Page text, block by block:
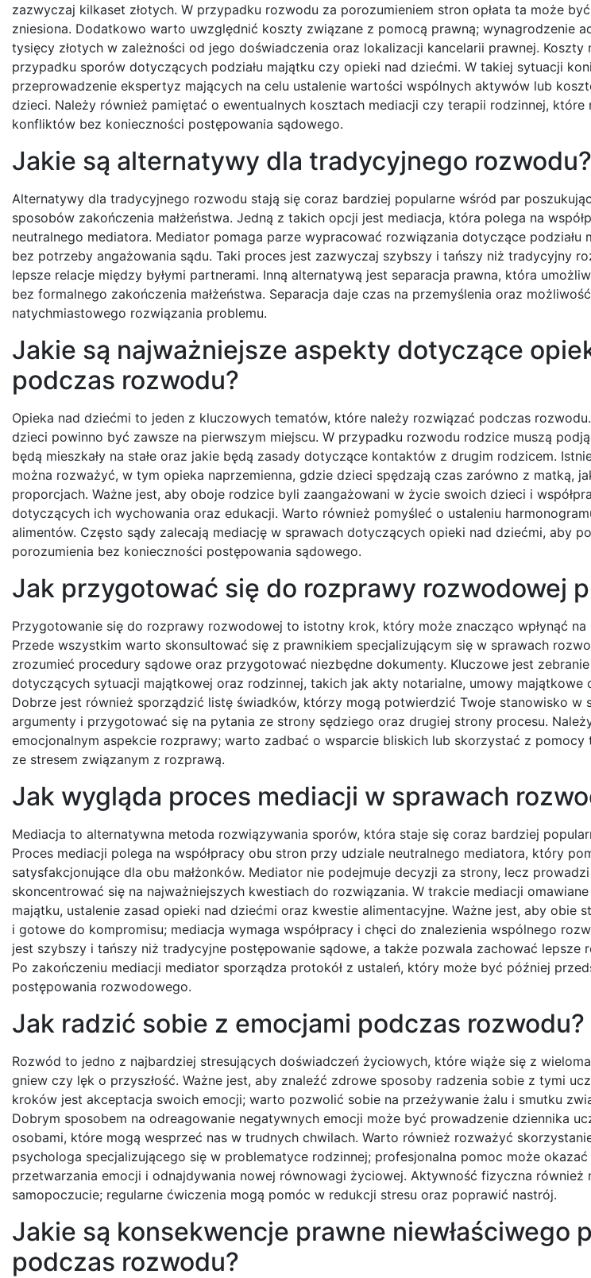
zazwyczaj kilkaset złotych. W przypadku rozwodu za porozumieniem stron opłata ta może
zniesiona. Dodatkowo warto uwzględnić koszty związane z pomocą prawną; wynagrodzenie
tysięcy złotych w zależności od jego doświadczenia oraz lokalizacji kancelarii prawnej.
przypadku sporów dotyczących podziału majątku czy opieki nad dziećmi. W takiej sytuacji
przeprowadzenie ekspertyz mających na celu ustalenie wartości wspólnych aktywów lub
dzieci. Należy również pamiętać o ewentualnych kosztach mediacji czy terapii rodzinnej,
konfliktów bez konieczności postępowania sądowego.
Jakie są alternatywy dla tradycyjnego rozwodu?
Alternatywy dla tradycyjnego rozwodu stają się coraz bardziej popularne wśród par
sposobów zakończenia małżeństwa. Jedną z takich opcji jest mediacja, która polega na
neutralnego mediatora. Mediator pomaga parze wypracować rozwiązania dotyczące podziału
bez potrzeby angażowania sądu. Taki proces jest zazwyczaj szybszy i tańszy niż tradycyjny
lepsze relacje między byłymi partnerami. Inną alternatywą jest separacja prawna, która
bez formalnego zakończenia małżeństwa. Separacja daje czas na przemyślenia oraz
natychmiastowego rozwiązania problemu.
Jakie są najważniejsze aspekty dotyczące
podczas rozwodu?
Opieka nad dziećmi to jeden z kluczowych tematów, które należy rozwiązać podczas
dzieci powinno być zawsze na pierwszym miejscu. W przypadku rozwodu rodzice muszą
będą mieszkały na stałe oraz jakie będą zasady dotyczące kontaktów z drugim rodzicem.
można rozważyć, w tym opieka naprzemienna, gdzie dzieci spędzają czas zarówno z matką,
proporcjach. Ważne jest, aby oboje rodzice byli zaangażowani w życie swoich dzieci i
dotyczących ich wychowania oraz edukacji. Warto również pomyśleć o ustaleniu
alimentów. Często sądy zalecają mediację w sprawach dotyczących opieki nad dziećmi, aby
porozumienia bez konieczności postępowania sądowego.
Jak przygotować się do rozprawy rozwodowej
Przygotowanie się do rozprawy rozwodowej to istotny krok, który może znacząco wpłynąć na
Przede wszystkim warto skonsultować się z prawnikiem specjalizującym się w sprawach
zrozumieć procedury sądowe oraz przygotować niezbędne dokumenty. Kluczowe jest
dotyczących sytuacji majątkowej oraz rodzinnej, takich jak akty notarialne, umowy majątkowe
Dobrze jest również sporządzić listę świadków, którzy mogą potwierdzić Twoje stanowisko w
argumenty i przygotować się na pytania ze strony sędziego oraz drugiej strony procesu.
emocjonalnym aspekcie rozprawy; warto zadbać o wsparcie bliskich lub skorzystać z pomocy
ze stresem związanym z rozprawą.
Jak wygląda proces mediacji w sprawach
Mediacja to alternatywna metoda rozwiązywania sporów, która staje się coraz bardziej
Proces mediacji polega na współpracy obu stron przy udziale neutralnego mediatora, który
satysfakcjonujące dla obu małżonków. Mediator nie podejmuje decyzji za strony, lecz
skoncentrować się na najważniejszych kwestiach do rozwiązania. W trakcie mediacji
majątku, ustalenie zasad opieki nad dziećmi oraz kwestie alimentacyjne. Ważne jest, aby obie
i gotowe do kompromisu; mediacja wymaga współpracy i chęci do znalezienia wspólnego
jest szybszy i tańszy niż tradycyjne postępowanie sądowe, a także pozwala zachować lepsze
Po zakończeniu mediacji mediator sporządza protokół z ustaleń, który może być później
postępowania rozwodowego.
Jak radzić sobie z emocjami podczas rozwodu?
Rozwód to jedno z najbardziej stresujących doświadczeń życiowych, które wiąże się z
gniew czy lęk o przyszłość. Ważne jest, aby znaleźć zdrowe sposoby radzenia sobie z tymi
kroków jest akceptacja swoich emocji; warto pozwolić sobie na przeżywanie żalu i smutku
Dobrym sposobem na odreagowanie negatywnych emocji może być prowadzenie dziennika
osobami, które mogą wesprzeć nas w trudnych chwilach. Warto również rozważyć
psychologa specjalizującego się w problematyce rodzinnej; profesjonalna pomoc może
przetwarzania emocji i odnajdywania nowej równowagi życiowej. Aktywność fizyczna również
samopoczucie; regularne ćwiczenia mogą pomóc w redukcji stresu oraz poprawić nastrój.
Jakie są konsekwencje prawne niewłaściwego
podczas rozwodu?